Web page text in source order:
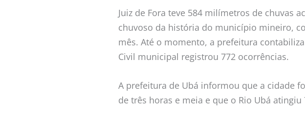
Juiz de Fora teve 584 milímetros de chuvas
chuvoso da história do município mineiro,
mês. Até o momento, a prefeitura
Civil municipal registrou 772 ocorrências.
A prefeitura de Ubá informou que a cidade
de três horas e meia e que o Rio Ubá atingiu